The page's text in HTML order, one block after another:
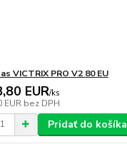
VICTRIX PRO V2 80 EU
EUR/ks
EUR bez DPH
Pridať do košíka